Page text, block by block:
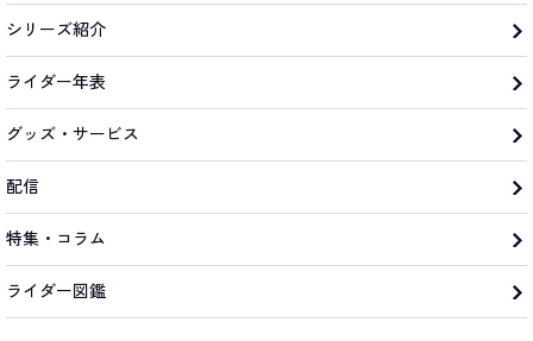
シリーズ紹介
ライダー年表
グッズ・サービス
配信
特集・コラム
ライダー図鑑